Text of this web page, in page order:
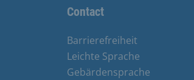
Contact
Barrierefreiheit
Leichte Sprache
Gebärdensprache